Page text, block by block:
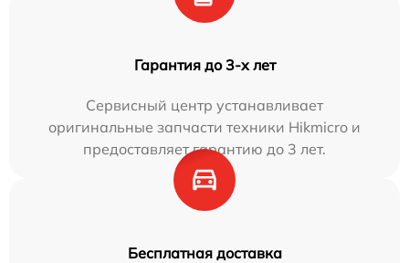
Гарантия до 3-х лет
Сервисный центр устанавливает
оригинальные запчасти техники Hikmicro и
предоставляет гарантию до 3 лет.
Бесплатная доставка